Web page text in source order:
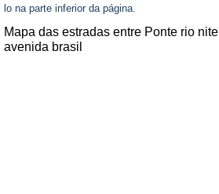
lo na parte inferior da página.
Mapa das estradas entre Ponte rio
avenida brasil